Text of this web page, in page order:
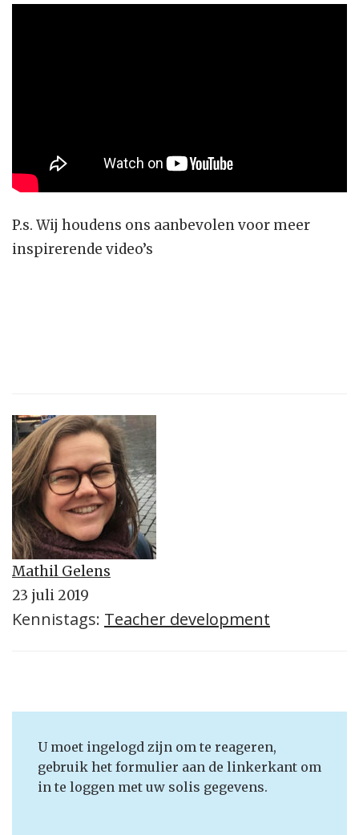
P.s. Wij houdens ons aanbevolen voor meer
inspirerende video’s
Mathil Gelens
23 juli 2019
Kennistags: Teacher development
U moet ingelogd zijn om te reageren,
gebruik het formulier aan de linkerkant om
in te loggen met uw solis gegevens.